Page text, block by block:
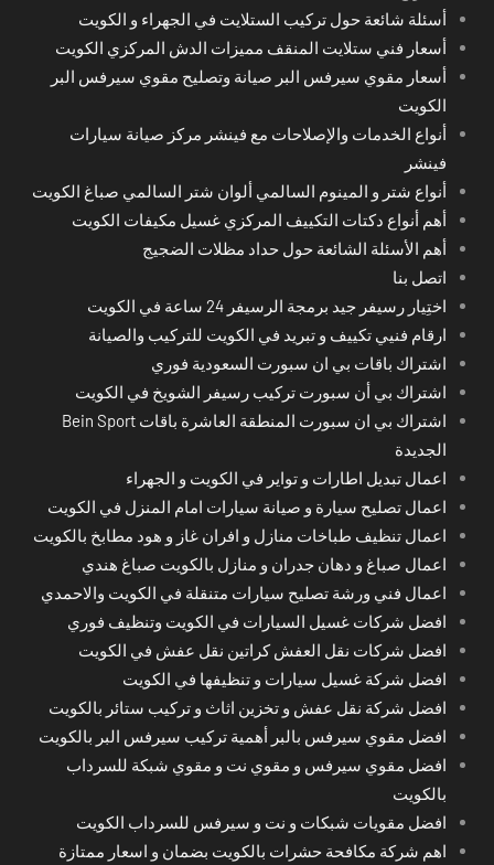
أسئلة شائعة حول تركيب الستلايت في الجهراء و الكويت
أسعار فني ستلايت المنقف مميزات الدش المركزي الكويت
أسعار مقوي سيرفس البر صيانة وتصليح مقوي سيرفس البر
الكويت
أنواع الخدمات والإصلاحات مع فينشر مركز صيانة سيارات
فينشر
أنواع شتر و المينوم السالمي ألوان شتر السالمي صباغ الكويت
أهم أنواع دكتات التكييف المركزي غسيل مكيفات الكويت
أهم الأسئلة الشائعة حول حداد مظلات الضجيج
اتصل بنا
اختِيار رسيفر جيد برمجة الرسيفر 24 ساعة في الكويت
ارقام فنيي تكييف و تبريد في الكويت للتركيب والصيانة
اشتراك باقات بي ان سبورت السعودية فوري
اشتراك بي أن سبورت تركيب رسيفر الشويخ في الكويت
اشتراك بي ان سبورت المنطقة العاشرة باقات Bein Sport
الجديدة
اعمال تبديل اطارات و تواير في الكويت و الجهراء
اعمال تصليح سيارة و صيانة سيارات امام المنزل في الكويت
اعمال تنظيف طباخات منازل و افران غاز و هود مطابخ بالكويت
اعمال صباغ و دهان جدران و منازل بالكويت صباغ هندي
اعمال فني ورشة تصليح سيارات متنقلة في الكويت والاحمدي
افضل شركات غسيل السيارات في الكويت وتنظيف فوري
افضل شركات نقل العفش كراتين نقل عفش في الكويت
افضل شركة غسيل سيارات و تنظيفها في الكويت
افضل شركة نقل عفش و تخزين اثاث و تركيب ستائر بالكويت
افضل مقوي سيرفس بالبر أهمية تركيب سيرفس البر بالكويت
افضل مقوي سيرفس و مقوي نت و مقوي شبكة للسرداب
بالكويت
افضل مقويات شبكات و نت و سيرفس للسرداب الكويت
اهم شركة مكافحة حشرات بالكويت بضمان و اسعار ممتازة